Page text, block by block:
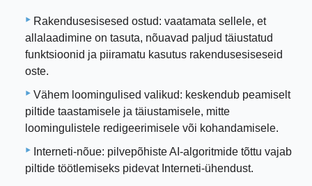
Rakendusesisesed ostud: vaatamata sellele, et
allalaadimine on tasuta, nõuavad paljud täiustatud
funktsioonid ja piiramatu kasutus rakendusesiseseid
oste.
Vähem loomingulised valikud: keskendub peamiselt
piltide taastamisele ja täiustamisele, mitte
loomingulistele redigeerimisele või kohandamisele.
Interneti-nõue: pilvepõhiste AI-algoritmide tõttu vajab
piltide töötlemiseks pidevat Interneti-ühendust.